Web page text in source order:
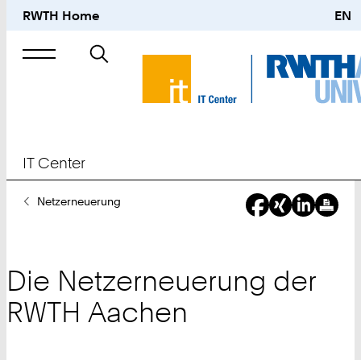
RWTH Home EN
Suche
nach
IT Center
SieNetzerneuerung
Die Netzerneuerung der
RWTH Aachen